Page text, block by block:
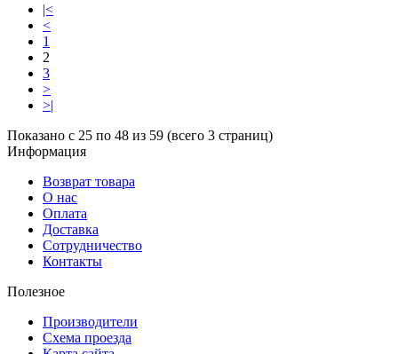
|<
<
1
2
3
>
>|
Показано с 25 по 48 из 59 (всего 3 страниц)
Информация
Возврат товара
О нас
Оплата
Доставка
Сотрудничество
Контакты
Полезное
Производители
Схема проезда